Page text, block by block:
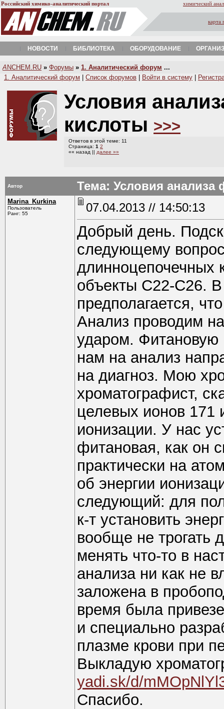
Российский химико-аналитический портал химический
карта
НОВОСТИ БИБЛИОТЕКА ОБОРУДОВАНИЕ
A NCHEM.RU » Форумы » 1. Аналитический форум ...
1. Аналитический форум
Список форумов Войти в систему
Условия
кислоты >>>
Ответов в этой теме: 11
Страница: 1 2
«« назад || далее »»
Автор Тема: Условия анализа
Marina_Kurkina
Пользователь
Ранг: 55
07.04.2013 // 14:50:13
Добрый день.
следующему
длинноцепочечных
объекты С22-С26. В
предполагается,
Анализ проводим
ударом. Фитановую
нам на анализ
на диагноз. Мою
хроматографист,
целевых ионов 171
ионизации. У нас
фитановая, как он
практически на
об энергии
следующий: для
к-т установить
вообще не трогать
менять что-то в
анализа ни как не
заложена в
время была
и специально
плазме крови при
Выкладую
yadi.sk/d/
Спасибо.